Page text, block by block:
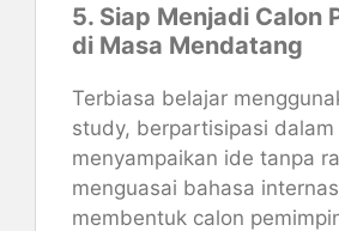
5. Siap Menjadi Calon
di Masa Mendatang
Terbiasa belajar
study, berpartisipasi dalam
menyampaikan ide tanpa
menguasai bahasa
membentuk calon